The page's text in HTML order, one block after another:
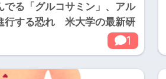
でる「グルコサミン」、アル
行する恐れ 米大学の最新研
1